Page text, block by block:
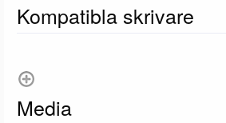
Kompatibla skrivare
Media